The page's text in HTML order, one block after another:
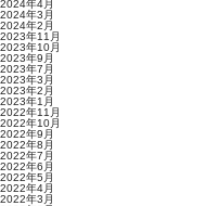
2024年4月
2024年3月
2024年2月
2023年11月
2023年10月
2023年9月
2023年7月
2023年3月
2023年2月
2023年1月
2022年11月
2022年10月
2022年9月
2022年8月
2022年7月
2022年6月
2022年5月
2022年4月
2022年3月